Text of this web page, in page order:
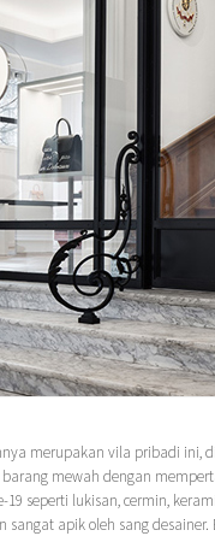
merupakan vila pribadi ini,
mewah dengan
19 seperti lukisan, cermin,
sangat apik oleh sang